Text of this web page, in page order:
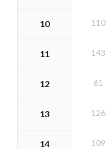
10
11
12
13
14
110
143
61
126
109